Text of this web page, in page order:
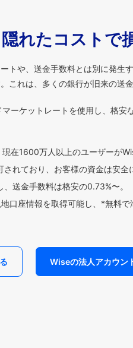
れたコストで
トや、送金手数料とは別に発生
これは、多くの銀行が旧来の送
ーケットレートを使用し、格
在1600万人以上のユーザーが
れており、お客様の資金は安全
送金手数料は格安の0.73%〜。
口座情報を取得可能し、*無料で
Wiseの法人アカウン